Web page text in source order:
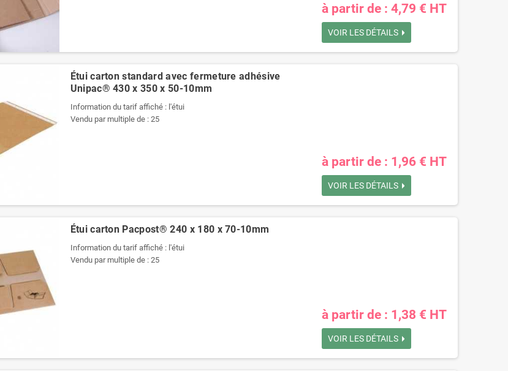
plastiques opaques
60 µ 700x900 mm
plastiques opaques
à partir de : 4,79 € HT
VOIR LES DÉTAILS
Étui carton standard avec fermeture adhésive
Unipac® 430 x 350 x 50-10mm
Information du tarif affiché : l'étui
Vendu par multiple de : 25
à partir de : 1,96 € HT
VOIR LES DÉTAILS
Étui carton Pacpost® 240 x 180 x 70-10mm
Information du tarif affiché : l'étui
Vendu par multiple de : 25
à partir de : 1,38 € HT
VOIR LES DÉTAILS